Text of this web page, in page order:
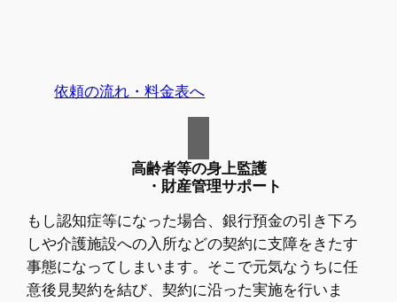
依頼の流れ・料金表へ
高齢者等の身上監護
・財産管理サポート
もし認知症等になった場合、銀行預金の引き下ろ
しや介護施設への入所などの契約に支障をきたす
事態になってしまいます。そこで元気なうちに任
意後見契約を結び、契約に沿った実施を行いま